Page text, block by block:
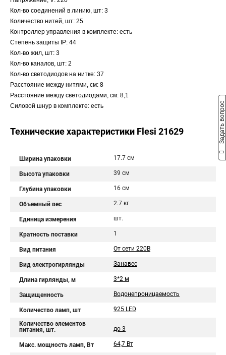
Кол-во соединений в линию, шт: 3
Количество нитей, шт: 25
Контроллер управления в комплекте: есть
Степень защиты IP: 44
Кол-во жил, шт: 3
Кол-во каналов, шт: 2
Кол-во светодиодов на нитке: 37
Расстояние между нитями, см: 8
Расстояние между светодиодами, см: 8,1
Силовой шнур в комплекте: есть
Технические характеристики Flesi 21629
Ширина упаковки 17.7 см
Высота упаковки 39 см
Глубина упаковки 16 см
Объемный вес 2.7 кг
Единица измерения шт.
Кратность поставки 1
Вид питания От сети 220В
Вид электрогирлянды Занавес
Длина гирлянды, м 3*2 м
Защищенность Водонепроницаемость
Количество ламп, шт 925 LED
Количество элементов
питания, шт.
до 3
Макс. мощность ламп, Вт 64,7 Вт
Задать вопрос